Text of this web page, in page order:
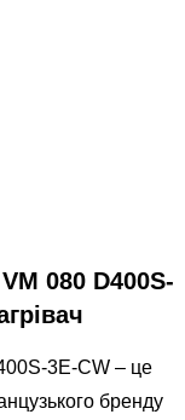
080 D400S-
3E-CW – це
бренду